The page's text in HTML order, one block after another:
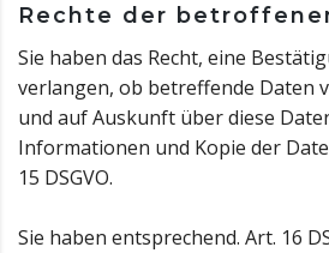
Rechte der
Sie haben das Recht, eine
verlangen, ob betreffende Daten
und auf Auskunft über diese
Informationen und Kopie der
15 DSGVO.
Sie haben entsprechend. Art. 16